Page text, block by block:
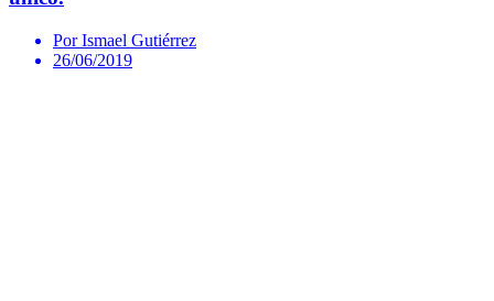
Por Ismael Gutiérrez
26/06/2019